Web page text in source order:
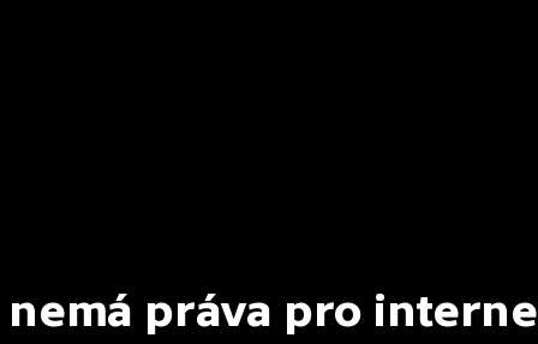
nemá práva pro